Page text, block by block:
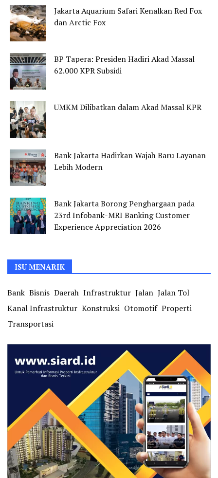
Jakarta Aquarium Safari Kenalkan Red Fox
dan Arctic Fox
BP Tapera: Presiden Hadiri Akad Massal
62.000 KPR Subsidi
UMKM Dilibatkan dalam Akad Massal KPR
Bank Jakarta Hadirkan Wajah Baru Layanan
Lebih Modern
Bank Jakarta Borong Penghargaan pada
23rd Infobank-MRI Banking Customer
Experience Appreciation 2026
ISU MENARIK
Bank Bisnis Daerah Infrastruktur Jalan Jalan Tol
Kanal Infrastruktur Konstruksi Otomotif Properti
Transportasi